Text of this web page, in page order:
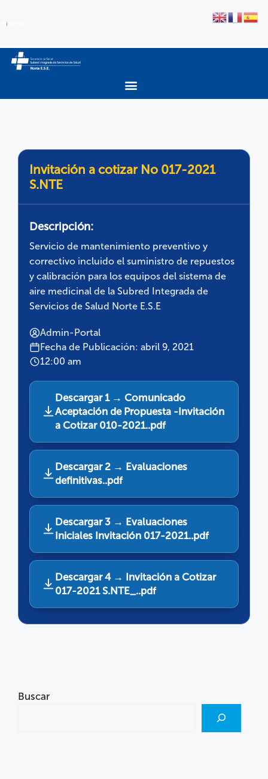
Invitación a cotizar No 017-2021
S.NTE
Descripción:
Servicio de mantenimiento preventivo y
correctivo incluido el suministro de repuestos
y calibración para los equipos del sistema de
aire medicinal de la Subred Integrada de
Servicios de Salud Norte E.S.E
Admin-Portal
Fecha de Publicación: abril 9, 2021
12:00 am
Descargar 1 → Comunicado
Aceptación de Propuesta -Invitación
a Cotizar 010-2021..pdf
Descargar 2 → Evaluaciones
definitivas..pdf
Descargar 3 → Evaluaciones
Iniciales Invitación 017-2021..pdf
Descargar 4 → Invitación a Cotizar
017-2021 S.NTE_..pdf
Buscar